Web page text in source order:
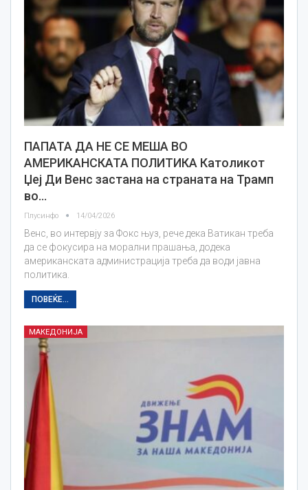
ПАПАТА ДА НЕ СЕ МЕША ВО
АМЕРИКАНСКАТА ПОЛИТИКА Католикот
Џеј Ди Венс застана на страната на Трамп
во…
Плусинфо 14/04/2026
Венс, во интервју за Фокс њуз, рече дека Ватикан треба
да се фокусира на морални прашања, додека
американската администрација треба да води јавна
политика.
ПОВЕЌЕ...
МАКЕДОНИЈА